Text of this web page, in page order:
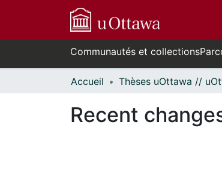
Communautés et collections
Accueil
Recent